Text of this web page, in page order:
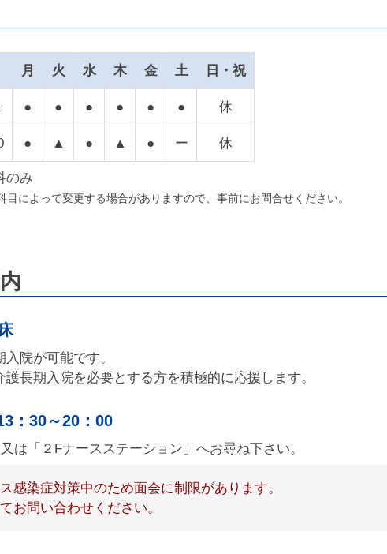
月 火 水 木 金 土 日・祝
● ● ● ● ● ● 休
● ▲ ● ▲ ● ー 休
み
によって変更する場合がありますので、事前にお問合せください。
院が可能です。
長期入院を必要とする方を積極的に応援します。
：30～20：00
は「２Fナースステーション」へお尋ね下さい。
感染症対策中のため面会に制限があります。
お問い合わせください。